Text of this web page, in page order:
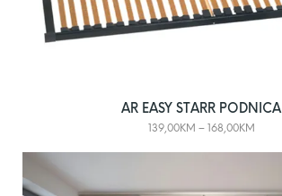
AR EASY STARR PODNICA
139,00KM – 168,00KM